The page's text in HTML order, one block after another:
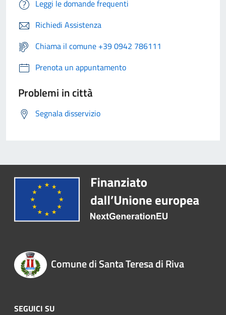
Leggi le domande frequenti
Richiedi Assistenza
Chiama il comune +39 0942 786111
Prenota un appuntamento
Problemi in città
Segnala disservizio
Comune di Santa Teresa di Riva
SEGUICI SU